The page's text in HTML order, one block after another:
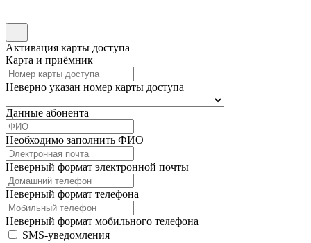
Активация карты доступа
Карта и приёмник
Неверно указан номер карты доступа
Данные абонента
Необходимо заполнить ФИО
Неверный формат электронной почты
Неверный формат телефона
Неверный формат мобильного телефона
SMS-уведомления